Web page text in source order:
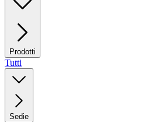
Prodotti
Tutti
Sedie